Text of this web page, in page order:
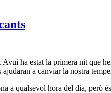
Avui ha estat la primera nit que
ajudaran a canviar la nostra
a qualsevol hora del dia, però